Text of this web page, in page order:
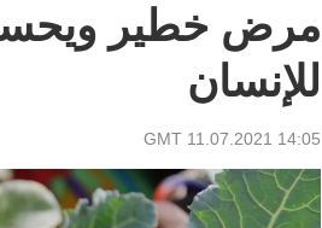
مرض خطير
للإنسان
14:05 GMT 11.07.2021